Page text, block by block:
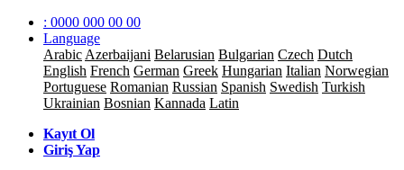
: 0000 000 00 00
Language
Arabic Azerbaijani Belarusian Bulgarian Czech Dutch
English French German Greek Hungarian Italian Norwegian
Portuguese Romanian Russian Spanish Swedish Turkish
Ukrainian Bosnian Kannada Latin
Kayıt Ol
Giriş Yap